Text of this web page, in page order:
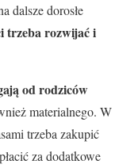
dalsze dorosłe
trzeba rozwijać i
od rodziców
materialnego. W
trzeba zakupić
za dodatkowe